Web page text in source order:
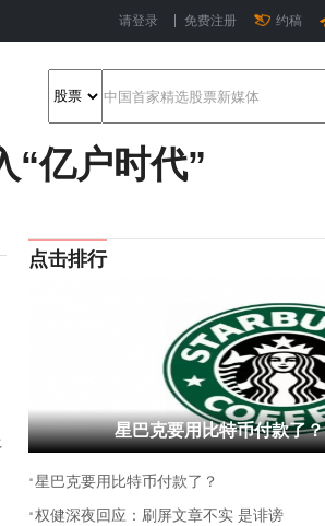
请登录 免费注册 约稿
“亿户时代”
点击排行
星巴克要用比特币付款了？
·星巴克要用比特币付款了？
·权健深夜回应：刷屏文章不实 是诽谤